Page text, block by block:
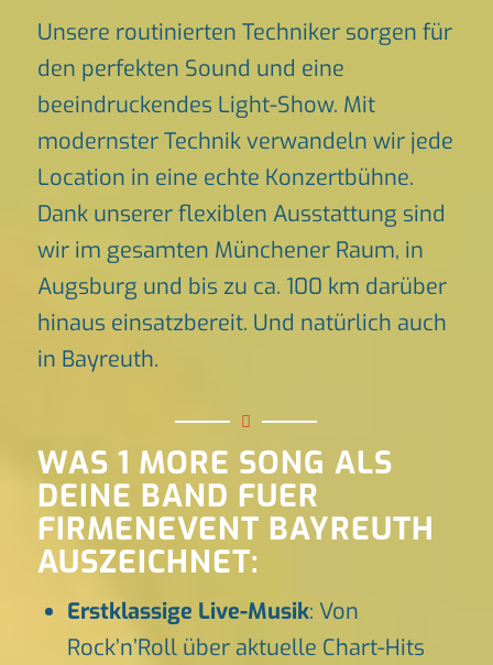
Unsere routinierten Techniker sorgen für
den perfekten Sound und eine
beeindruckendes Light-Show. Mit
modernster Technik verwandeln wir jede
Location in eine echte Konzertbühne.
Dank unserer flexiblen Ausstattung sind
wir im gesamten Münchener Raum, in
Augsburg und bis zu ca. 100 km darüber
hinaus einsatzbereit. Und natürlich auch
in Bayreuth.
WAS 1 MORE SONG ALS
DEINE BAND FUER
FIRMENEVENT BAYREUTH
AUSZEICHNET:
Erstklassige Live-Musik: Von
Rock’n’Roll über aktuelle Chart-Hits